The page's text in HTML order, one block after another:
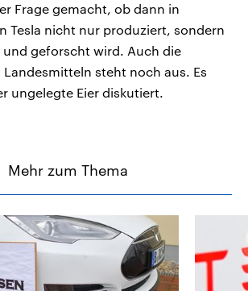
Frage gemacht, ob dann in
Tesla nicht nur produziert, sondern
geforscht wird. Auch die
steht noch aus. Es
ungelegte Eier diskutiert.
Mehr zum Thema